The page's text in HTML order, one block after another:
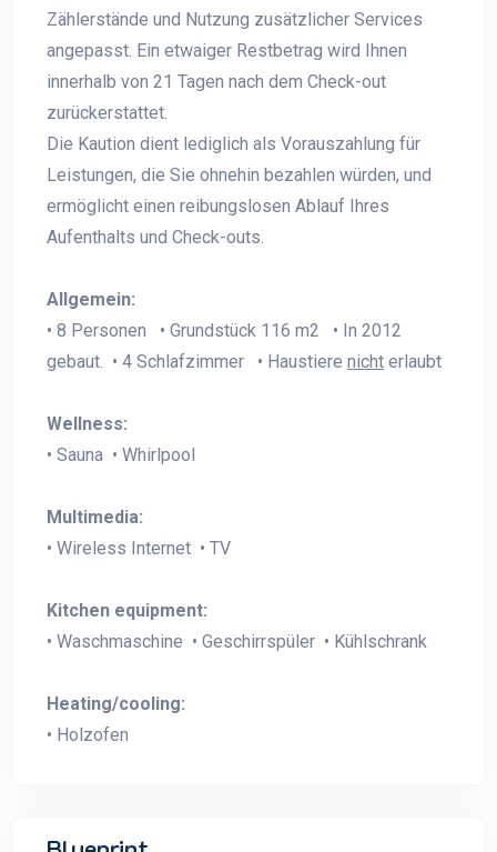
Zählerstände und Nutzung zusätzlicher Services
angepasst. Ein etwaiger Restbetrag wird Ihnen
innerhalb von 21 Tagen nach dem Check-out
zurückerstattet.
Die Kaution dient lediglich als Vorauszahlung für
Leistungen, die Sie ohnehin bezahlen würden, und
ermöglicht einen reibungslosen Ablauf Ihres
Aufenthalts und Check-outs.
Allgemein:
• 8 Personen • Grundstück 116 m2 • In 2012
gebaut. • 4 Schlafzimmer • Haustiere nicht erlaubt
Wellness:
• Sauna • Whirlpool
Multimedia:
• Wireless Internet • TV
Kitchen equipment:
• Waschmaschine • Geschirrspüler • Kühlschrank
Heating/cooling:
• Holzofen